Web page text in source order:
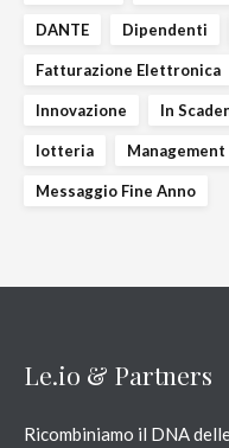
DANTE Dipendenti
Fatturazione Elettronica
Innovazione In
lotteria Management
Messaggio Fine Anno
Le.io & Partners
Ricombiniamo il DNA